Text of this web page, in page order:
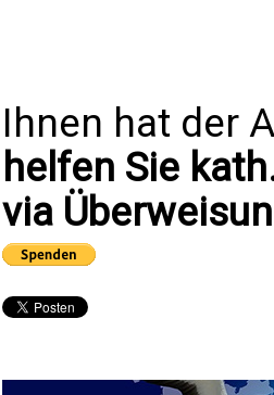
Ihnen hat der
helfen Sie
via